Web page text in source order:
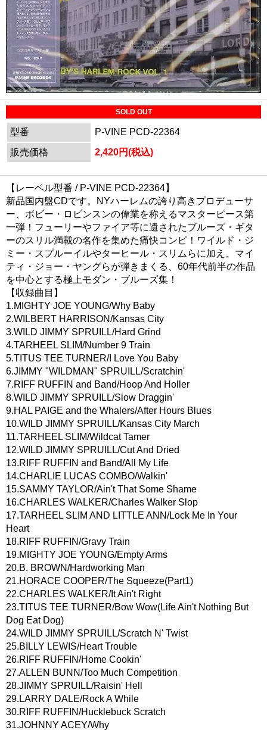
SOLD OUT
型番
P-VINE PCD-22364
販売価格
2,420円(税込)
【レーベル型番 / P-VINE PCD-22364】
新品国内盤CDです。NYハーレムの誇り高きプロデューサ
ー、ボビー・ロビンスンの偉業を称えるマスターピース第
一弾！フューリーやファイア等に遺されたブルーズ・ギタ
ーのスリル満載の名作を集めた痛快コンピ！ワイルド・ジ
ミー・スプルーイルやターヒール・スリムらに加え、マイ
ティ・ジョー・ヤングらが弾きまくる、60年代前半の作品
を中心とする極上モダン・ブルーズ集！
【収録曲目】
1.MIGHTY JOE YOUNG/Why Baby
2.WILBERT HARRISON/Kansas City
3.WILD JIMMY SPRUILL/Hard Grind
4.TARHEEL SLIM/Number 9 Train
5.TITUS TEE TURNER/I Love You Baby
6.JIMMY "WILDMAN" SPRUILL/Scratchin'
7.RIFF RUFFIN and Band/Hoop And Holler
8.WILD JIMMY SPRUILL/Slow Draggin'
9.HAL PAIGE and the Whalers/After Hours Blues
10.WILD JIMMY SPRUILL/Kansas City March
11.TARHEEL SLIM/Wildcat Tamer
12.WILD JIMMY SPRUILL/Cut And Dried
13.RIFF RUFFIN and Band/All My Life
14.CHARLIE LUCAS COMBO/Walkin'
15.SAMMY TAYLOR/Ain't That Some Shame
16.CHARLES WALKER/Charles Walker Slop
17.TARHEEL SLIM AND LITTLE ANN/Lock Me In Your
Heart
18.RIFF RUFFIN/Gravy Train
19.MIGHTY JOE YOUNG/Empty Arms
20.B. BROWN/Hardworking Man
21.HORACE COOPER/The Squeeze(Part1)
22.CHARLES WALKER/It Ain't Right
23.TITUS TEE TURNER/Bow Wow(Life Ain't Nothing But
Dog Eat Dog)
24.WILD JIMMY SPRUILL/Scratch N' Twist
25.BILLY LEWIS/Heart Trouble
26.RIFF RUFFIN/Home Cookin'
27.ALLEN BUNN/Too Much Competition
28.JIMMY SPRUILL/Raisin' Hell
29.LARRY DALE/Rock A While
30.RIFF RUFFIN/Hucklebuck Scratch
31.JOHNNY ACEY/Why